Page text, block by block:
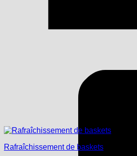
Rafraîchissement de baskets